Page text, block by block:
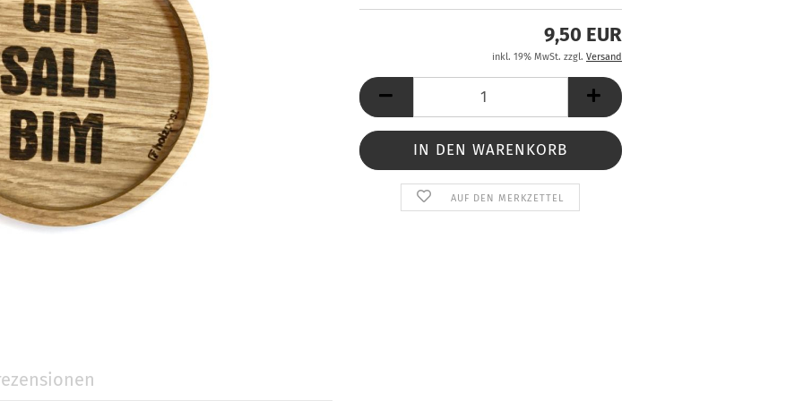
Jumbo
Light
Duftkerzen
Reed Diffuser & Nachfüller
9,50 EUR
inkl. 19% MwSt. zzgl. Versand
AUF DEN MERKZETTEL